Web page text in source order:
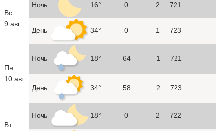
Вс
9 авг
Ночь 16° 0 2 721
День 34° 0 1 723
Пн
10 авг
Ночь 18° 64 1 721
День 34° 58 2 723
Вт
Ночь 18° 0 2 722